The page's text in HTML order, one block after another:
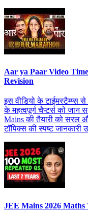
Aar ya Paar Video
Revision
इस वीडियो के
के महत्वपूर्ण चैप्टर्स को
Mains की तैयारी को सरल
टॉपिक्स की स्पष्ट जानकारी
JEE Mains 2026 Maths